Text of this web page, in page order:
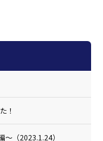
！
〜（2023.1.24）